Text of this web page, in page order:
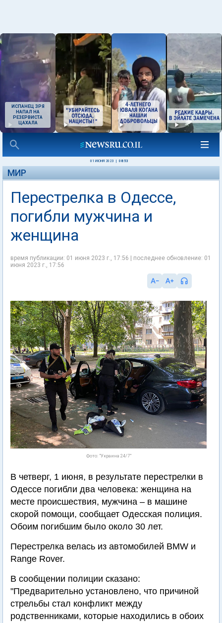
ИСПАНЕЦ ЗРЯ
НАПАЛ НА
РЕЗЕРВИСТА
ЦАХАЛА
01 ИЮНЯ 2023 08:53
МИР
Перестрелка в Одессе,
погибли мужчина и
женщина
время публикации: 01 июня 2023 г., 17:56 | последнее обновление: 01
июня 2023 г., 17:56
Фото: "Украина 24/7"
В четверг, 1 июня, в результате перестрелки в
Одессе погибли два человека: женщина на
месте происшествия, мужчина – в машине
скорой помощи, сообщает Одесская полиция.
Обоим погибшим было около 30 лет.
Перестрелка велась из автомобилей BMW и
Range Rover.
В сообщении полиции сказано:
"Предварительно установлено, что причиной
стрельбы стал конфликт между
родственниками, которые находились в обоих